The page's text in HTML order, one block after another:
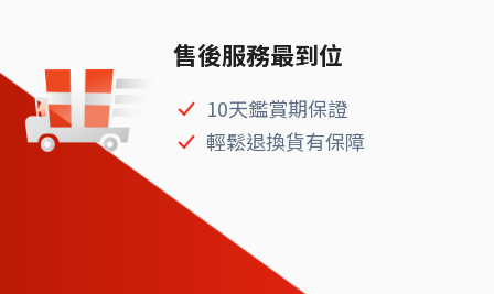
售後服務最到位
10天鑑賞期保證
輕鬆退換貨有保障